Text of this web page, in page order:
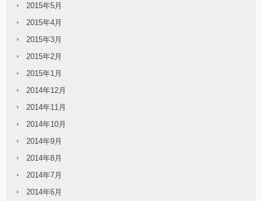
2015年5月
2015年4月
2015年3月
2015年2月
2015年1月
2014年12月
2014年11月
2014年10月
2014年9月
2014年8月
2014年7月
2014年6月